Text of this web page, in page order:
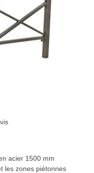
acier 1500 mm
les zones piétonnes